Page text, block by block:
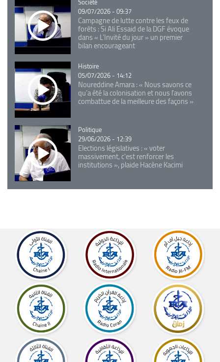
09/07/2026 - 09:37
Campagne de lutte contre les feux de
forêts : Si Ali Essaid de la DGF évoque
dans « L'Invité du jour » un premier
bilan encourageant
Catégorie
Histoire
05/07/2026 - 14:12
Noureddine Amara : « Nous savons ce
qu’a été la colonisation et nous l’avons
combattue de la meilleure des façons »
Catégorie
Politique
29/06/2026 - 12:39
Elections législatives : « voter
massivement, c'est renforcer les
institutions », plaide Hacène Kacimi